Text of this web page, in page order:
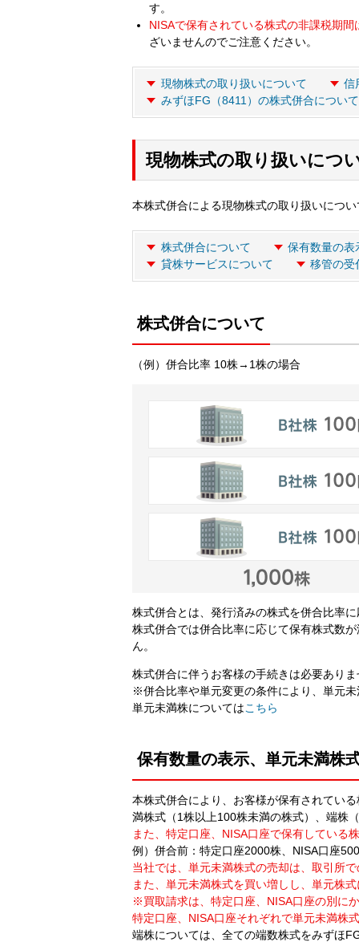
す。
NISAで保有されている株式の非課税期
ざいませんのでご注意ください。
現物株式の取り扱いについて
信
みずほFG（8411）の株式併合につい
現物株式の取り扱いにつ
本株式併合による現物株式の取り扱いにつ
株式併合について
保有数量の表
貸株サービスについて
移管の受
株式併合について
（例）併合比率 10株→1株の場合
株式併合とは、発行済みの株式を併合比率
株式併合では併合比率に応じて保有株式数
ん。
株式併合に伴うお客様の手続きは必要あり
※併合比率や単元変更の条件により、単元
単元未満株についてはこちら
保有数量の表示、単元未満株
本株式併合により、お客様が保有されてい
満株式（1株以上100株未満の株式）、端株
また、特定口座、NISA口座で保有している
例）併合前：特定口座2000株、NISA口座
当社では、単元未満株式の売却は、取引所
また、単元未満株式を買い増しし、単元株
※買取請求は、特定口座、NISA口座の別に
特定口座、NISA口座それぞれで単元未満株
端株については、全ての端数株式をみずほ